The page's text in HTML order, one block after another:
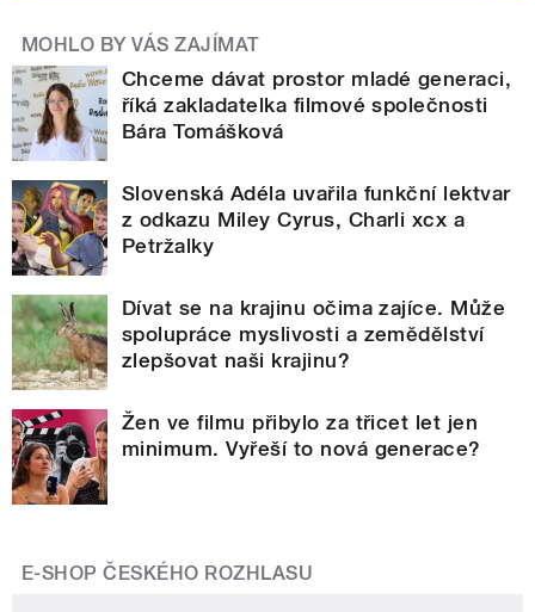
MOHLO BY VÁS ZAJÍMAT
Chceme dávat prostor mladé generaci,
říká zakladatelka filmové společnosti
Bára Tomášková
Slovenská Adéla uvařila funkční lektvar
z odkazu Miley Cyrus, Charli xcx a
Petržalky
Dívat se na krajinu očima zajíce. Může
spolupráce myslivosti a zemědělství
zlepšovat naši krajinu?
Žen ve filmu přibylo za třicet let jen
minimum. Vyřeší to nová generace?
E-SHOP ČESKÉHO ROZHLASU